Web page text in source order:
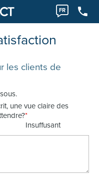
FR
les clients de
une vue claire des
*
Insuffusant